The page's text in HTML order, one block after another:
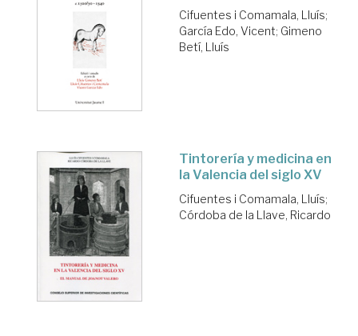
Cifuentes i Comamala, Lluís;
García Edo, Vicent; Gimeno
Betí, Lluís
Tintorería y medicina en
la Valencia del siglo XV
Cifuentes i Comamala, Lluís;
Córdoba de la Llave, Ricardo